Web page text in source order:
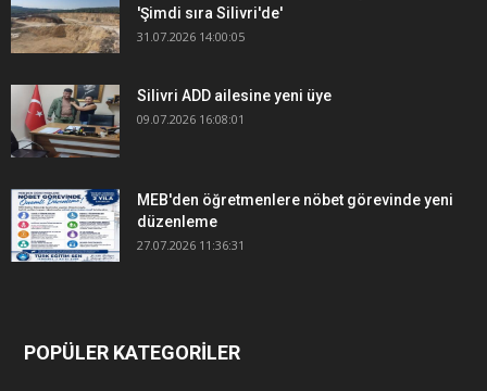
'Şimdi sıra Silivri'de'
31.07.2026 14:00:05
Silivri ADD ailesine yeni üye
09.07.2026 16:08:01
MEB'den öğretmenlere nöbet görevinde yeni
düzenleme
27.07.2026 11:36:31
POPÜLER KATEGORİLER